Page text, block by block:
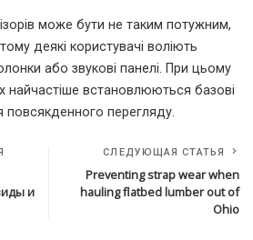
може бути не таким потужним,
деякі користувачі воліють
або звукові панелі. При цьому
найчастіше встановлюються базові
повсякденного перегляду.
и
СЛЕДУЮЩАЯ СТАТЬЯ
Preventing strap wear when
hauling flatbed lumber out of
Ohio